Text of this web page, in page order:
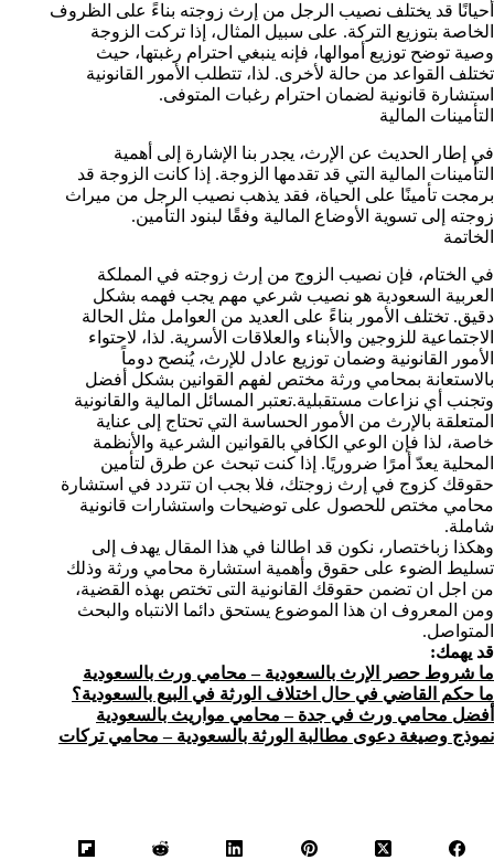
أحيانًا قد يختلف نصيب الرجل من إرث زوجته بناءً على الظروف
الخاصة بتوزيع التركة. على سبيل المثال، إذا تركت الزوجة
وصية توضح توزيع أموالها، فإنه ينبغي احترام رغبتها، حيث
تختلف القواعد من حالة لأخرى. لذا، تتطلب الأمور القانونية
استشارة قانونية لضمان احترام رغبات المتوفى.
التأمينات المالية
في إطار الحديث عن الإرث، يجدر بنا الإشارة إلى أهمية
التأمينات المالية التي قد تقدمها الزوجة. إذا كانت الزوجة قد
برمجت تأمينًا على الحياة، فقد يذهب نصيب الرجل من ميراث
زوجته إلى تسوية الأوضاع المالية وفقًا لبنود التأمين.
الخاتمة
في الختام، فإن نصيب الزوج من إرث زوجته في المملكة
العربية السعودية هو نصيب شرعي مهم يجب فهمه بشكل
دقيق. تختلف الأمور بناءً على العديد من العوامل مثل الحالة
الاجتماعية للزوجين والأبناء والعلاقات الأسرية. لذا، لاحتواء
الأمور القانونية وضمان توزيع عادل للإرث، يُنصح دوماً
بالاستعانة بمحامي ورثة مختص لفهم القوانين بشكل أفضل
وتجنب أي نزاعات مستقبلية.تعتبر المسائل المالية والقانونية
المتعلقة بالإرث من الأمور الحساسة التي تحتاج إلى عناية
خاصة، لذا فإن الوعي الكافي بالقوانين الشرعية والأنظمة
المحلية يعدّ أمرًا ضروريًا. إذا كنت تبحث عن طرق لتأمين
حقوقك كزوج في إرث زوجتك، فلا بجب ان تتردد في استشارة
محامي مختص للحصول على توضيحات واستشارات قانونية
شاملة.
وهكذا زباختصار، نكون قد اطالنا في هذا المقال يهدف إلى
تسليط الضوء على حقوق وأهمية استشارة محامي ورثة وذلك
من اجل ان تضمن حقوقك القانونية التى تختص بهذه القضية،
ومن المعروف ان هذا الموضوع يستحق دائما الانتباه والبحث
المتواصل.
قد يهمك:
ما شروط حصر الإرث بالسعودية – محامي ورث بالسعودية
ما حكم القاضي في حال اختلاف الورثة في البيع بالسعودية؟
أفضل محامي ورث في جدة – محامي مواريث بالسعودية
نموذج وصيغة دعوى مطالبة الورثة بالسعودية – محامي تركات